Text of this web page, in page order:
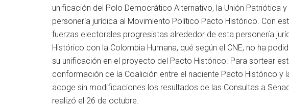
unificación del Polo Democrático Alternativo, la Unión Patriótica
personería jurídica al Movimiento Político Pacto Histórico. Con
fuerzas electorales progresistas alrededor de esta personería
Histórico con la Colombia Humana, qué según el CNE, no ha
su unificación en el proyecto del Pacto Histórico. Para sortear
conformación de la Coalición entre el naciente Pacto Histórico y
acoge sin modificaciones los resultados de las Consultas a
realizó el 26 de octubre.